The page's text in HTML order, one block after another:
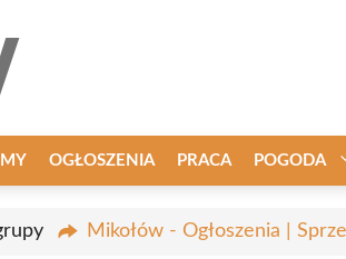
OGŁOSZENIA PRACA POGODA
Mikołów - Ogłoszenia |